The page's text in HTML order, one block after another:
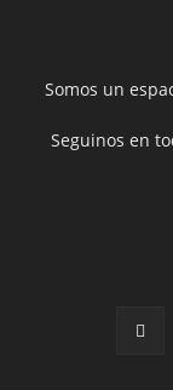
Somos un
Seguinos en